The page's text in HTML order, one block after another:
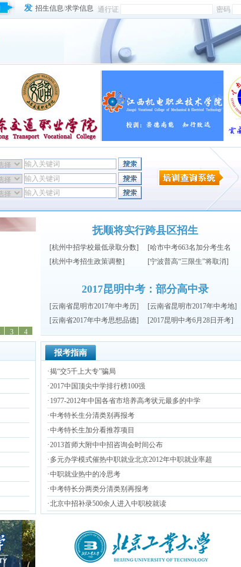
发 招生信息/求学信息 通行证 密码
4
3
抚顺将实行跨县区招生
[杭州中招学校最低录取分数] [哈市中考663名加分考生名
单]
[杭州中考招生政策调整] [宁波普高“三限生”将取消]
2017昆明中考：部分高中录
[云南省昆明市2017年中考历] [云南省昆明市2017年中考地]
[云南省2017年中考思想品德] [2017昆明中考6月28日开考]
报考指南
·揭“交5千上大专”骗局
·2017中国顶尖中学排行榜100强
· 1977-2012年中国各省市培养高考状元最多的中学
·中考特长生分清类别再报考
·中考特长生加分看推荐项目
·2013首师大附中中招咨询会时间公布
· 多元办学模式催热中职就业北京2012年中职就业率超
·中职就业热中的冷思考
·中考特长分两类分清类别再报考
·北京中招补录500余人进入中职校就读